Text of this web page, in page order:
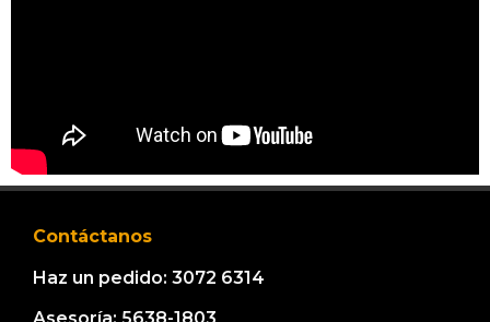
Contáctanos
Haz un pedido: 3072 6314